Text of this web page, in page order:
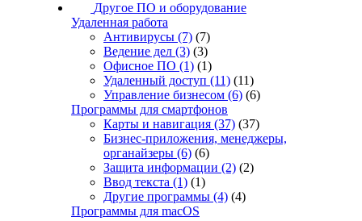
Другое ПО и оборудование
Удаленная работа
Антивирусы (7) (7)
Ведение дел (3) (3)
Офисное ПО (1) (1)
Удаленный доступ (11) (11)
Управление бизнесом (6) (6)
Программы для смартфонов
Карты и навигация (37) (37)
Бизнес-приложения, менеджеры,
органайзеры (6) (6)
Защита информации (2) (2)
Ввод текста (1) (1)
Другие программы (4) (4)
Программы для macOS